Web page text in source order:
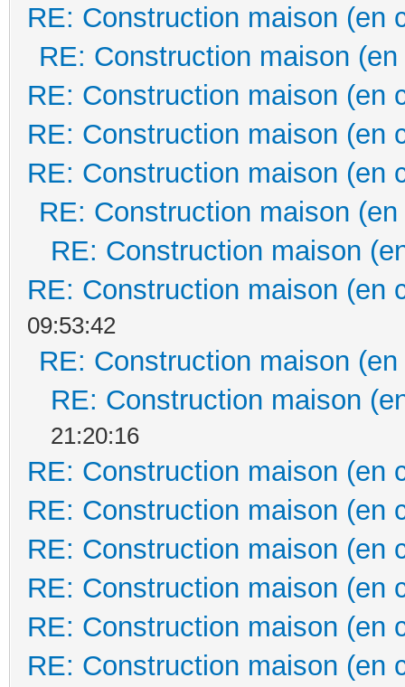
RE: Construction maison (en
RE: Construction maison
RE: Construction maison (en
RE: Construction maison (en
RE: Construction maison (en
RE: Construction maison
RE: Construction maison
RE: Construction maison (en
09:53:42
RE: Construction maison
RE: Construction maison
21:20:16
RE: Construction maison (en
RE: Construction maison (en
RE: Construction maison (en
RE: Construction maison (en
RE: Construction maison (en
RE: Construction maison (en